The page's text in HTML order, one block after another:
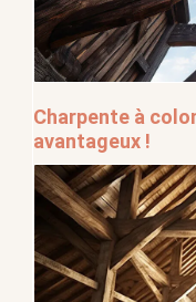
Charpente à
avantageux !